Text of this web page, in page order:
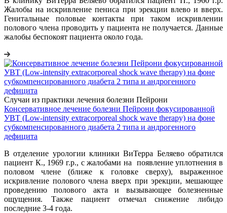
Жалобы на искривление пениса при эрекции влево и вверх.
Генитальные половые контакты при таком искривлении
полового члена проводить у пациента не получается. Данные
жалобы беспокоят пациента около года.
Случаи из практики лечения болезни Пейрони
Консервативное лечение болезни Пейрони фокусированной
УВТ (Low-intensity extracorporeal shock wave therapy) на фоне
субкомпенсированного диабета 2 типа и андрогенного
дефицита
В отделение урологии клиники ВиТерра Беляево обратился
пациент К., 1969 г.р., с жалобами на появление уплотнения в
половом члене (ближе к головке сверху), выраженное
искривление полового члена вверх при эрекции, мешающее
проведению полового акта и вызывающее болезненные
ощущения. Также пациент отмечал снижение либидо
последние 3-4 года.